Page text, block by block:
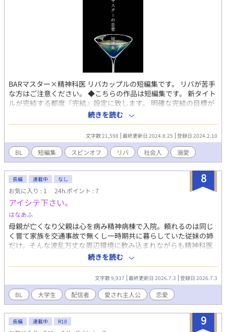
BARマスター×精神科医 リバカップルの短編集です。 リバが苦手
な方はご注意ください。 ◆こちらの作品は短編集です。 新タイト
ルが完結する都度『完結』設定に致します。 明確な完結の目標が
あるわけではないため、思いついた時に短編を書いてアップする
スタイルです(*_ _))*゜ ◆不定期に更新いたします。気まぐれなの
で、気長にお待ちいただければ幸いです。 ◆こちらは『本気だと
相手にされないのでビッチを演じることにした』のスピンオフで
す。 本編・続編を読了後、こちらを読むことおすすめいたしま
す。 本編『本気だと相手にされないのでビッチを演じることにし
た』 https://www.alphapolis.co.jp/novel/87863096/499770333
続きを読む
文字数 21,598 最終更新日 2024.8.25 登録日 2024.2.10
BL 短編集 スピンオフ リバ 社会人 溺愛
8
長編 連載中 なし
お気に入り : 1 24h.ポイント : 7
アイシテ下さい。
はなあふ
母親が亡くなり父親は心を病み精神病棟で入院。頼れるのは同じ
く嘗て家族を交通事故で無くし一時期共に暮らしていた従妹の姉
だけ。そんな波乱万丈な周辺環境に飲み込まれながらも精神科医
を目指して大学に通う主人公、黒江 有希。 ある日大学の友人の勧
めで趣味を探す中従妹からとある配信チャンネルを紹介される。
その名も「すたぁWold」は現在女性人気急上昇中の３人組であ
り、BLコンテンツを提供するチャンネルだった。始めこそ戸惑い
が多かった有希はいつの間にかメンバーの一人、総受け担当の
「たこめし」に強い興味を惹かれるようになり―――偶然にもそ
んなたこめしとリアルで遭遇する事態に。戸惑いながら会話をし
た結果がまさかのワンナイト！？ これは沢山の物を諦めてしまっ
続きを読む
文字数 9,937 最終更新日 2026.7.3 登録日 2026.7.3
BL 大学生 配信者 愛され主人公 恋愛
9
長編 連載中 R18